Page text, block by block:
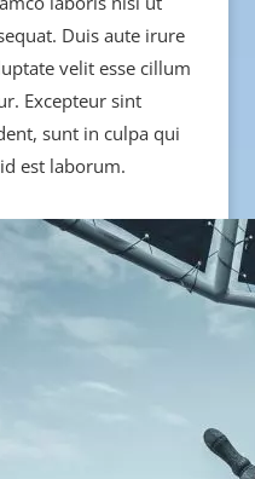
Duis aute irure
velit esse cillum
Excepteur sint
sunt in culpa qui
est laborum.